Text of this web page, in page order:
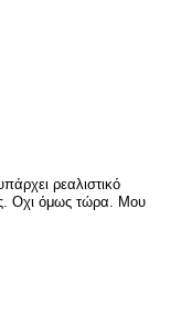
ρεαλιστικό
Οχι όμως τώρα. Μου